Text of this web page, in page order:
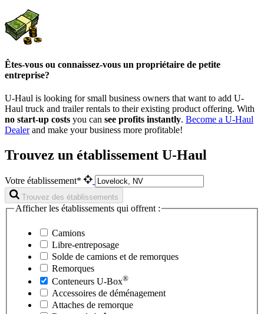
Êtes-vous ou connaissez-vous un propriétaire de petite
entreprise?
U-Haul is looking for small business owners that want to add U-
Haul truck and trailer rentals to their existing product offering. With
no start-up costs you can see profits instantly. Become a U-Haul
Dealerand make your business more profitable!
Trouvez un établissement U-Haul
Votre établissement*
Trouvez des établissements
Afficher les établissements qui offrent :
Camions
Libre-entreposage
Solde de camions et de remorques
Remorques
Conteneurs U-Box®
Accessoires de déménagement
Attaches de remorque